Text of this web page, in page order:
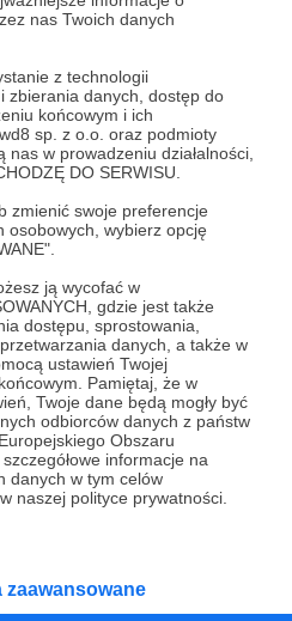
nas Twoich danych
z technologii
zbierania danych, dostęp do
końcowym i ich
sp. z o.o. oraz podmioty
w prowadzeniu działalności,
DO SERWISU.
zmienić swoje preferencje
osobowych, wybierz opcję
ją wycofać w
gdzie jest także
dostępu, sprostowania,
danych, a także w
ustawień Twojej
Pamiętaj, że w
Twoje dane będą mogły być
odbiorców danych z państw
Obszaru
informacje na
danych w tym celów
naszej polityce prywatności.
zaawansowane
Patronite.pl.
Regulaminserwisu oraz
moich danych
rejestracyjnym w celu
serwisu Patronite.
drogą elektroniczną
Opcja ta może zostać
konta.